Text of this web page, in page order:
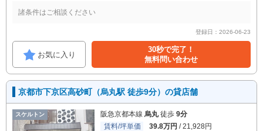
諸条件はご相談ください
登録日：2026-06-23
お気に入り
30秒で完了！
無料問い合わせ
京都市下京区高砂町（烏丸駅 徒歩9分）の貸店舗
スケルトン 阪急京都本線 烏丸徒歩 9分
賃料/坪単価
39.8万円 / 21,928円